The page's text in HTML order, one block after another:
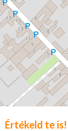
Értékeld te is!